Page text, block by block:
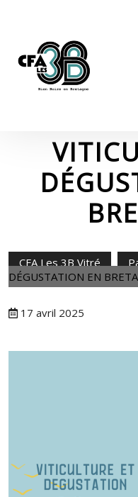
CFA Les 3B Vitré
DÉGUSTATION EN
17 avril 2025
EN